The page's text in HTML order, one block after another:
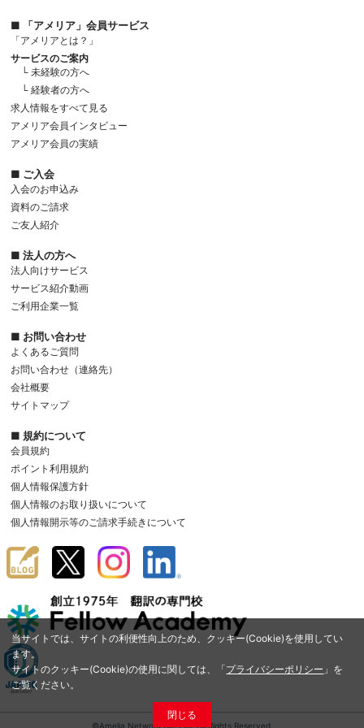
当サイトでは、サイトの利便性向上のため、クッキー(Cookie)を使用してい
ます。
サイトのクッキー(Cookie)の使用に関しては、「プライバシーポリシー 」を
ご覧ください。
閉じる
■ 「アメリア」会員サービス
「アメリアとは？」
サービスのご案内
└ 未経験の方へ
└ 経験者の方へ
求人情報をすべて見る
アメリア会員インタビュー
アメリア会員の実績
■ ご入会
入会のお申込み
資料のご請求
ご友人紹介
■ 法人の方へ
法人向けサービス
サービス紹介動画
ご利用企業一覧
■ お問い合わせ
よくあるご質問
お問い合わせ（連絡先）
会社概要
サイトマップ
■ 規約について
会員規約
ポイント利用規約
個人情報保護方針
個人情報のお取り扱いについて
個人情報開示等のご請求手続きについて
©Amelia Network Co.,Ltd. All Rights Reserved.